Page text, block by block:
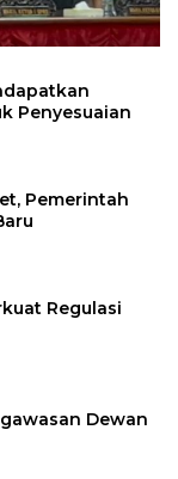
Penyesuaian
Pemerintah
Regulasi
Dewan